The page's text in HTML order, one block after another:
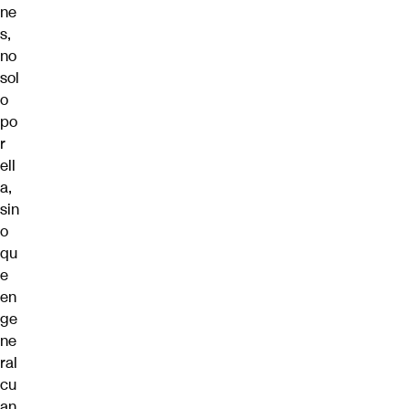
ne
s,
no
sol
o
po
r
ell
a,
sin
o
qu
e
en
ge
ne
ral
cu